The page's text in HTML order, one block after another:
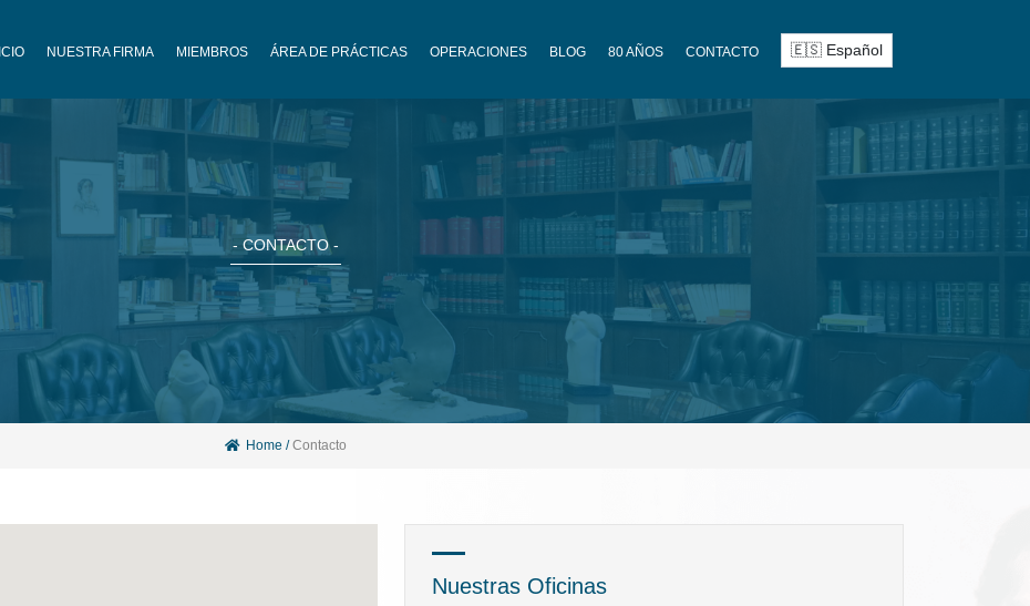
NUESTRA FIRMA MIEMBROS ÁREA DE PRÁCTICAS OPERACIONES BLOG 80 AÑOS CONTACTO
- CONTACTO -
Home /Contacto
Nuestras Oficinas